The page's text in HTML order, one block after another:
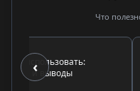
Что
‹
использовать:
и выводы